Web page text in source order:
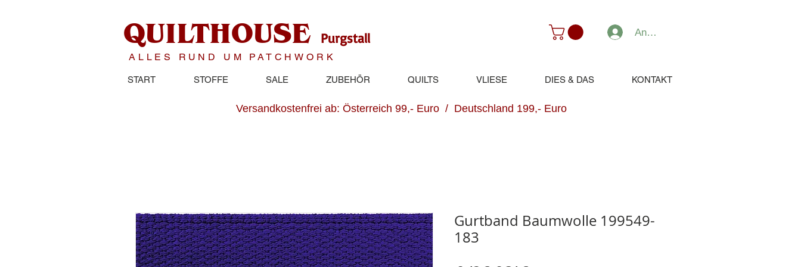
QUILTHOUSE Purgstall
ALLES RUND UM PATCHWORK
Anmelden
START STOFFE SALE ZUBEHÖR QUILTS VLIESE DIES & DAS KONTAKT
Versandkostenfrei ab: Österreich 99,- Euro / Deutschland 199,- Euro
Gurtband Baumwolle 199549-
183